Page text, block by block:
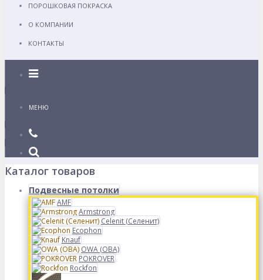
ПОРОШКОВАЯ ПОКРАСКА
О КОМПАНИИ
КОНТАКТЫ
Каталог
МЕНЮ
Каталог товаров
Подвесные потолки
AMF
Armstrong
Celenit (Селенит)
Ecophon
Knauf
OWA (ОВА)
POKROVER
Rockfon